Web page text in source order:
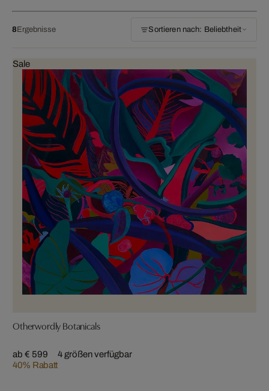
8Ergebnisse Sortieren nach: Beliebtheit
Sale
Otherwordly Botanicals
ab € 599
40% Rabatt
4 größen verfügbar